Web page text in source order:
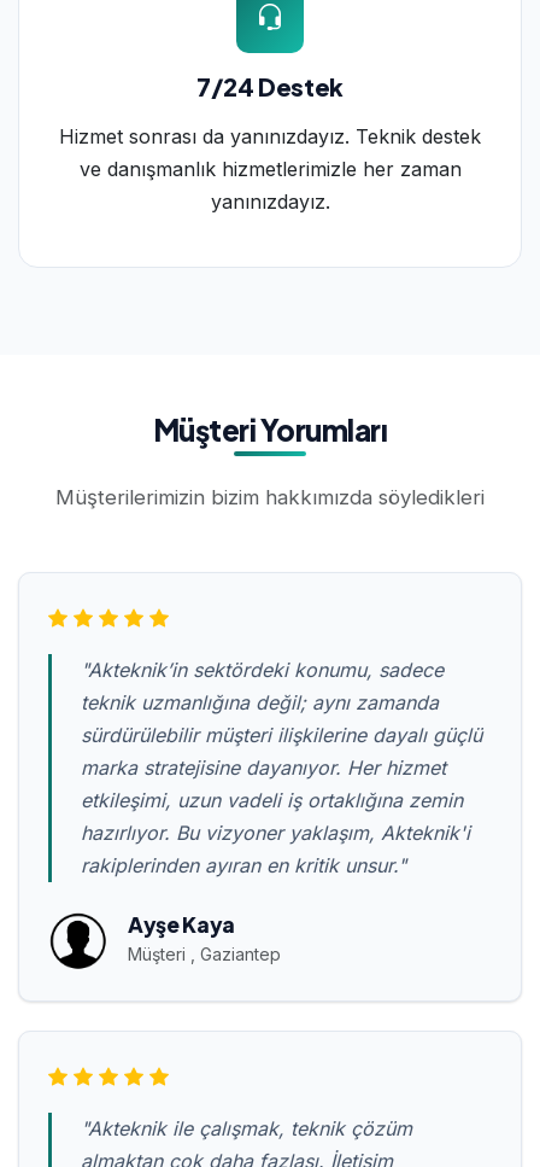
7/24 Destek
Hizmet sonrası da yanınızdayız. Teknik destek
ve danışmanlık hizmetlerimizle her zaman
yanınızdayız.
Müşteri Yorumları
Müşterilerimizin bizim hakkımızda söyledikleri
"Akteknik’in sektördeki konumu, sadece
teknik uzmanlığına değil; aynı zamanda
sürdürülebilir müşteri ilişkilerine dayalı güçlü
marka stratejisine dayanıyor. Her hizmet
etkileşimi, uzun vadeli iş ortaklığına zemin
hazırlıyor. Bu vizyoner yaklaşım, Akteknik'i
rakiplerinden ayıran en kritik unsur."
Ayşe Kaya
Müşteri , Gaziantep
"Akteknik ile çalışmak, teknik çözüm
almaktan çok daha fazlası. İletişim